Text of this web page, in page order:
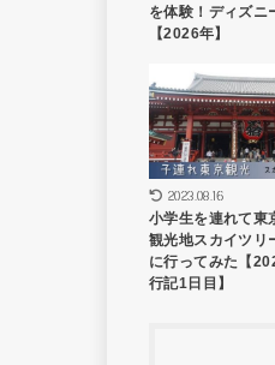
を体験！ディズニ
【2026年】
2023.08.16
小学生を連れて東
観光地スカイツリ
に行ってみた【
行記1日目】